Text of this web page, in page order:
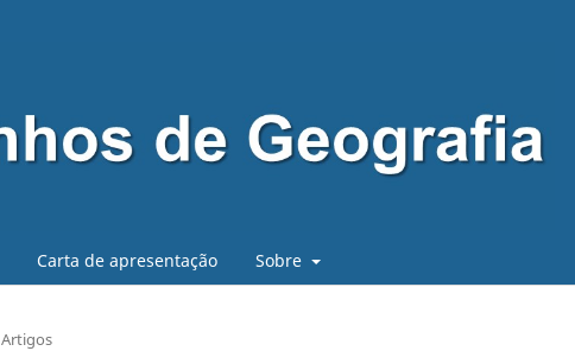
Carta de apresentação Sobre
Artigos